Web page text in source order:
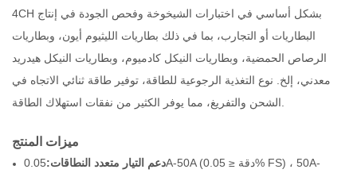
4CH بشكل أساسي في اختبارات الشيخوخة وفحص الجودة في إنتاج
البطاريات أو التجارب، بما في ذلك بطاريات الليثيوم أيون، وبطاريات
الرصاص الحمضية، وبطاريات النيكل كادميوم، وبطاريات النيكل هيدريد
معدني، إلخ. نوع التغذية الرجوعية للطاقة، توفير طاقة ثنائي الاتجاه في
الشحن والتفريغ، مما يوفر الكثير من نفقات استهلاك الطاقة.
ميزات المنتج
دعم التيار متعدد النطاقات:0.05A-50A (دقة ≤ 0.05% FS) ، 50A-